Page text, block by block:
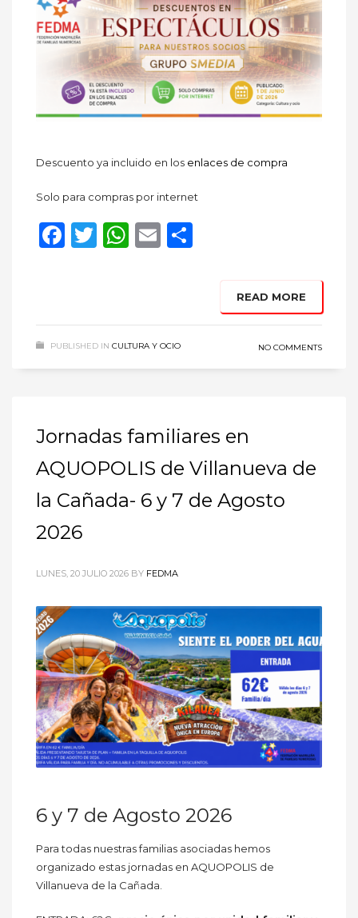
Descuento ya incluido en los enlaces de compra
Solo para compras por internet
Facebook
Twitter
WhatsApp
Email
READ MORE
PUBLISHED IN CULTURA Y OCIO NO COMMENTS
Jornadas familiares en
AQUOPOLIS de Villanueva de
la Cañada- 6 y 7 de Agosto
2026
LUNES, 20 JULIO 2026 BY FEDMA
6 y 7 de Agosto 2026
Para todas nuestras familias asociadas hemos
organizado estas jornadas en AQUOPOLIS de
Villanueva de la Cañada.